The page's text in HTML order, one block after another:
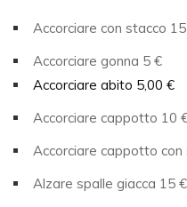
Accorciare con stacco
Accorciare gonna 5 €
Accorciare abito 5,00 €
Accorciare cappotto 10
Accorciare cappotto
Alzare spalle giacca 15 €